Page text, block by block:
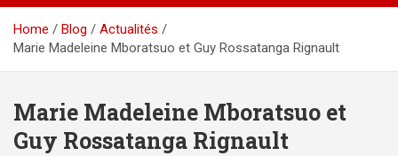
Home Blog
Actualités
Marie Madeleine Mboratsuo et Guy Rossatanga Rignault
Marie Madeleine Mboratsuo et
Guy Rossatanga Rignault